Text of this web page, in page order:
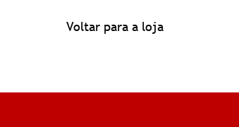
Voltar para a loja